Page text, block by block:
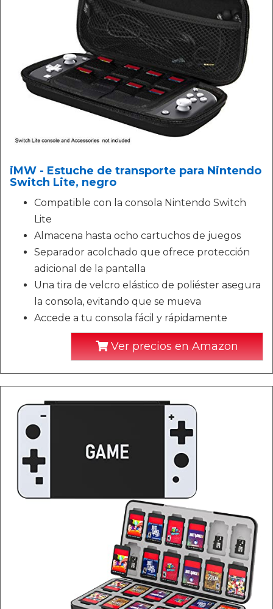
iMW - Estuche de transporte para Nintendo
Switch Lite, negro
Compatible con la consola Nintendo Switch
Lite
Almacena hasta ocho cartuchos de juegos
Separador acolchado que ofrece protección
adicional de la pantalla
Una tira de velcro elástico de poliéster asegura
la consola, evitando que se mueva
Accede a tu consola fácil y rápidamente
Ver precios en Amazon